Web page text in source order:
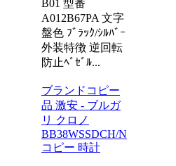
B01 型番
A012B67PA 文字
盤色 ﾌﾞﾗｯｸ/ｼﾙﾊﾞｰ
外装特徴 逆回転
防止ﾍﾞｾﾞﾙ...
ブランドコピー
品 激安 - ブルガ
リ クロノ
BB38WSSDCH/N
コピー 時計